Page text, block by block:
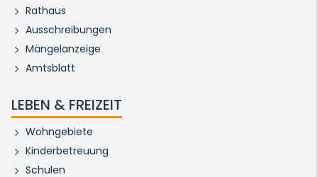
Rathaus
Ausschreibungen
Mängelanzeige
Amtsblatt
LEBEN & FREIZEIT
Wohngebiete
Kinderbetreuung
Schulen